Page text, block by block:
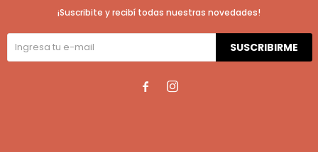
¡Suscribite y recibí todas nuestras novedades!
SUSCRIBIRME
 